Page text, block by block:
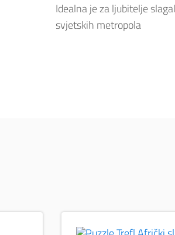
Idealna je za ljubitelje
svjetskih metropola